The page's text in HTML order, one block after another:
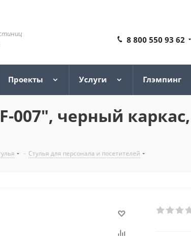
8 800 550 93 62
Проекты Услуги Глэмпинг
007", черный
- Стулья для персонала и посетителей